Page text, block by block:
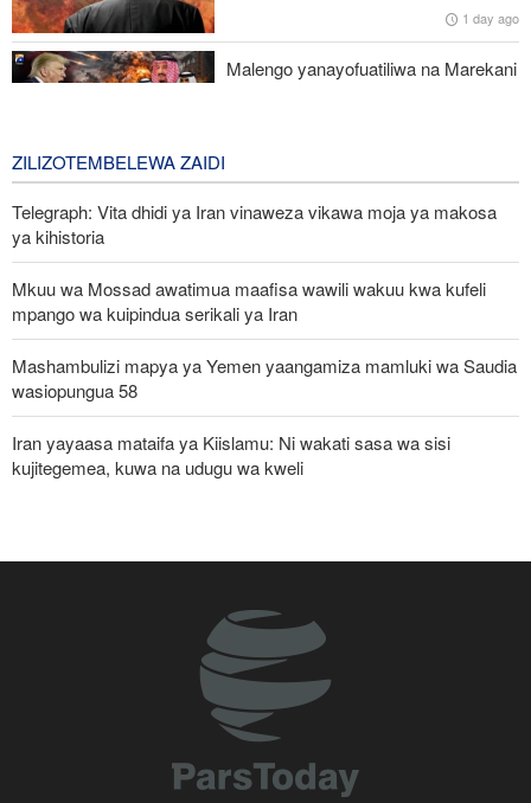
Wabunge Kenya: Hakuna makubaliano mapya ya ushirikiano wa
kijeshi na Uingereza
1 day ago
Malengo yanayofuatiliwa na Marekani
ZILIZOTEMBELEWA ZAIDI
Telegraph: Vita dhidi ya Iran vinaweza vikawa moja ya makosa
ya kihistoria
Mkuu wa Mossad awatimua maafisa wawili wakuu kwa kufeli
mpango wa kuipindua serikali ya Iran
Mashambulizi mapya ya Yemen yaangamiza mamluki wa Saudia
wasiopungua 58
Iran yayaasa mataifa ya Kiislamu: Ni wakati sasa wa sisi
kujitegemea, kuwa na udugu wa kweli
la mafuta la Ukraine huko Kyiv
Watetezi wa Palestina washinda katika uteuzi wa wagombea wa
Democratic wa uchaguzi wa US
machaguo ya kijeshi ya Marekani yakipungua